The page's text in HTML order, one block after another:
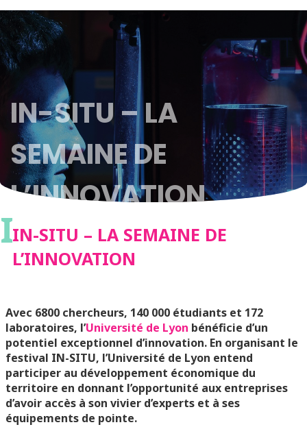
IN-SITU – LA
SEMAINE DE
L’INNOVATION
IIN-SITU – LA SEMAINE DE
L’INNOVATION
Avec 6800 chercheurs, 140 000 étudiants et 172
laboratoires, l’Université de Lyon bénéficie d’un
potentiel exceptionnel d’innovation. En organisant le
festival IN-SITU, l’Université de Lyon entend
participer au développement économique du
territoire en donnant l’opportunité aux entreprises
d’avoir accès à son vivier d’experts et à ses
équipements de pointe.